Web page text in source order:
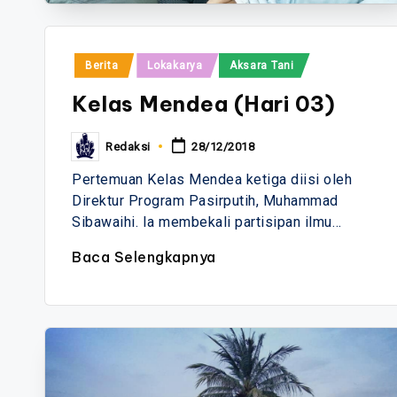
Posted
in
Aksara Tani
Berita Lokakarya
Kelas Mendea (Hari 03)
Posted
by
Redaksi 28/12/2018
Pertemuan Kelas Mendea ketiga diisi oleh
Direktur Program Pasirputih, Muhammad
Sibawaihi. Ia membekali partisipan ilmu…
Baca Selengkapnya